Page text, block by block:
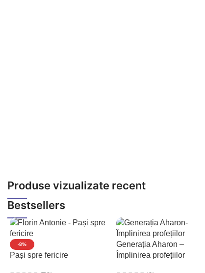
Produse vizualizate recent
Bestsellers
-8%
Pași spre fericire
Generația Aharon –
Împlinirea profețiilor